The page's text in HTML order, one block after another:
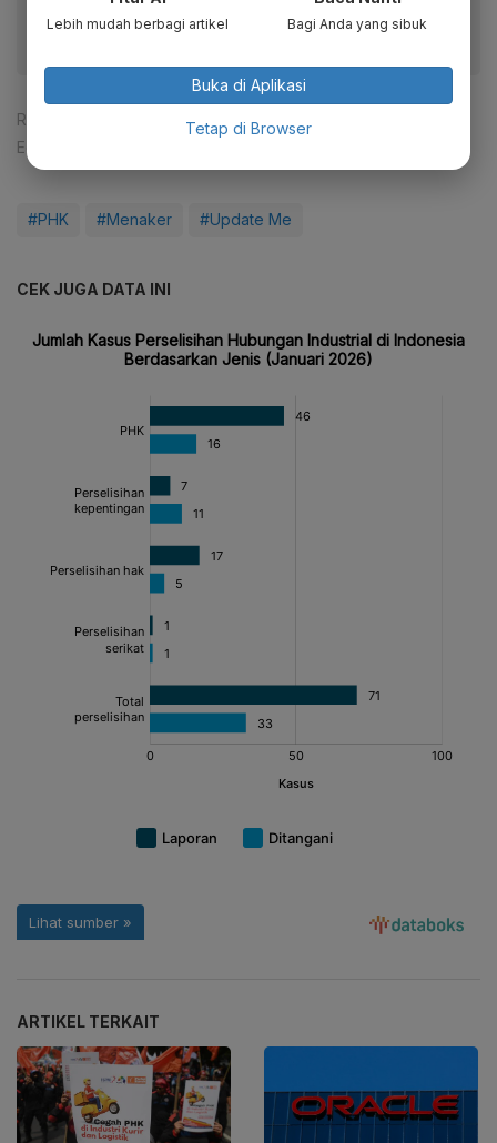
Reporter:
Ade Rosman
Editor:
#PHK #Menaker #Update Me
CEK JUGA DATA INI
ARTIKEL TERKAIT
Lebih mudah berbagi artikel Bagi Anda yang sibuk
Buka di Aplikasi
Tetap di Browser